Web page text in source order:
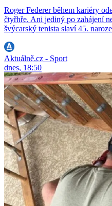
Roger Federer během kariéry
čtyřhře. Ani jediný po zahájení
švýcarský tenista slaví 45.
Aktuálně.cz - Sport
dnes, 18:50